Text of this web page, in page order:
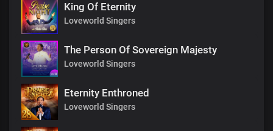
King Of Eternity
Loveworld Singers
The Person Of Sovereign Majesty
Loveworld Singers
Eternity Enthroned
Loveworld Singers